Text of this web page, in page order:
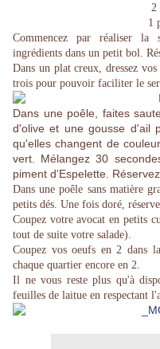
2
1
Commencez par réaliser la
ingrédients dans un petit bol.
Dans un plat creux, dressez
trois pour pouvoir faciliter le
Dans une poêle, faites
d'olive et une gousse d'ail
qu'elles changent de
vert. Mélangez 30
piment d'Espelette.
Dans une poêle sans matière
petits dés. Une fois doré,
Coupez votre avocat en petits
tout de suite votre salade).
Coupez vos oeufs en 2 dans
chaque quartier encore en 2.
Il ne vous reste plus qu'à
feuilles de laitue en respectant